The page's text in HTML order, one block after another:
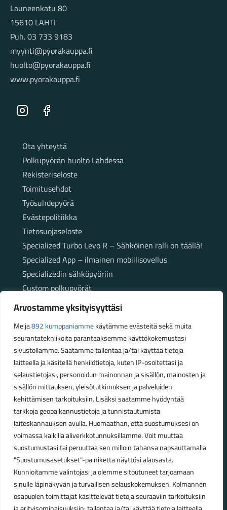
Arvostamme yksityisyyttäsi
Me ja892 kumppaniammekäytämme evästeitä sekä muita
seurantatekniikoita parantaaksemme käyttökokemustasi
sivustollamme. Saatamme tallentaa ja/tai käyttää tietoja
laitteella ja käsitellä henkilötietoja, kuten IP-osoitettasi ja
selaustietojasi, personoidun mainonnan ja sisällön, mainosten ja
sisällön mittauksen, yleisötutkimuksen ja palveluiden
kehittämisen tarkoituksiin. Lisäksi saatamme hyödyntää
tarkkoja geopaikannustietoja ja tunnistautumista
laiteskannauksen avulla. Huomaathan, että suostumuksesi on
voimassa kaikilla aliverkkotunnuksillamme. Voit muuttaa
suostumustasi tai peruuttaa sen milloin tahansa napsauttamalla
"Suostumusasetukset"-painiketta näyttösi alaosasta.
Kunnioitamme valintojasi ja olemme sitoutuneet tarjoamaan
sinulle läpinäkyvän ja turvallisen selauskokemuksen. Kolmannen
osapuolen toimittajat käsittelevät tietoja seuraaviin tarkoituksiin
Launeenkatu 80
15610 LAHTI
Puh. 03 733 9183
myynti@pyorakauppa.fi
huolto@pyorakauppa.fi
www.pyorakauppa.fi
Instagram Facebook
SivutOta yhteyttä
Polkupyörän huolto Lahdessa
Rekisteriseloste
Toimitusehdot
Työsuhdepyörä
Evästepolitiikka
Tietosuojaseloste
Specialized Turbo Levo R – Sähköinen ralli on täällä!
Specialized App – ilmainen mobiilisovellus
Specializedin sähköpyöriin
Custom polkupyörät
Fatbikellä helppoa ja huoletonta etenemistä
maastossa
Aukioloajat
Talvikauden aukioloajat (1.10.2025 – 28.2.2026)
Ma-Pe 10-18
La 10-14
Kesäkauden aukioloajat (1.3.2026 – 30.9.2026)
Ma-Pe 10-18
La 9-15
Poikkeavat aukioloajat:
Pyhäinpäivä lauantai 31.10. – suljettu